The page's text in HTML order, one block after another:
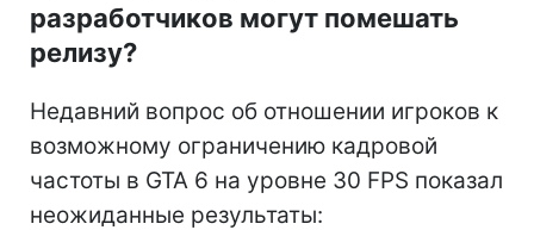
разработчиков могут помешать
релизу?
Недавний вопрос об отношении игроков к
возможному ограничению кадровой
частоты в GTA 6 на уровне 30 FPS показал
неожиданные результаты: